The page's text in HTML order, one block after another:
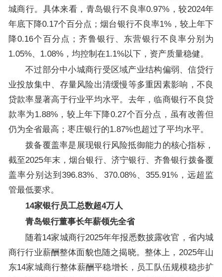
城商行。具体来看，青岛银行不良率0.97%，较2024年
年底下降0.17个百分点；烟台银行不良率1%，较上年下
降0.16个百分点；齐鲁银行、东营银行不良率分别为
1.05%、1.08%，均控制在1.1%以下，资产质量稳健。
不过部分中小城商行受区域产业结构偏弱、信贷行
业投放集中、存量风险出清缓慢等多重因素影响，不良
贷款率显著高于行业平均水平。去年，临商银行不良贷
款率为1.88%，较上年下降0.27个百分点，虽有改善但
仍为全省最高；枣庄银行的1.87%也超过了平均水平。
拨备覆盖率是展现银行风险抵御能力的核心指标，
截至2025年末，烟台银行、济宁银行、齐鲁银行拨备覆
盖率分别达到396.83%、370.08%、355.91%，远超监
管最低要求。
14家银行员工总数超4万人
青岛银行董事长年薪领先全省
随着14家城商行2025年年报悉数披露收官，省内城
商行行业薪酬整体面貌也随之揭晓。整体上，2025年山
东14家城商行整体薪酬平稳增长，员工队伍规模稳步扩